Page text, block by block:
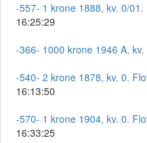
-557- 1 krone 1888, kv. 0/01.
16:25:29
-366- 1000 krone 1946 A, kv.
-540- 2 krone 1878, kv. 0.
16:13:50
-570- 1 krone 1904, kv. 0.
16:33:25